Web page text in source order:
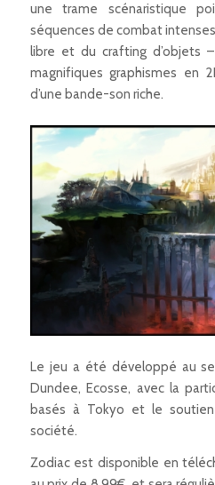
une trame scénaristique
séquences de combat
libre et du crafting d’objets
magnifiques graphismes en
d’une bande-son riche.
Le jeu a été développé au
Dundee, Ecosse, avec la
basés à Tokyo et le
société.
Zodiacest disponible en